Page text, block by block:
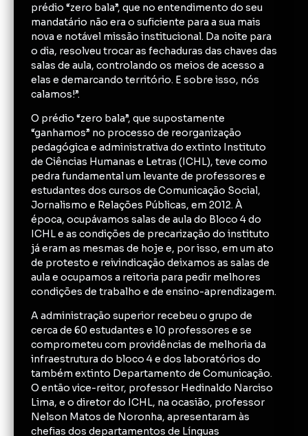
prédio “zero bala”, que no entendimento do seu
mandatário não era o suficiente para a sua mais
nova e notável missão institucional. Da noite para
o dia, resolveu trocar as fechaduras das chaves das
salas de aula, controlando os meios de acesso a
elas e demarcando território. E sobre isso, nós
calamos!”.
O prédio “zero bala”, que supostamente
“ganhamos” no processo de reorganização
pedagógica e administrativa do extinto Instituto
de Ciências Humanas e Letras (ICHL), teve como
pedra fundamental um levante de professores e
estudantes dos cursos de Comunicação Social,
Jornalismo e Relações Públicas, em 2012. À
época, ocupávamos salas de aula do Bloco 4 do
ICHL e as condições de precarização do instituto
já eram as mesmas de hoje e, por isso, em um ato
de protesto e reivindicação deixamos as salas de
aula e ocupamos a reitoria para pedir melhores
condições de trabalho e de ensino-aprendizagem.
A administração superior recebeu o grupo de
cerca de 60 estudantes e 10 professores e se
comprometeu com providências de melhoria da
infraestrutura do bloco 4 e dos laboratórios do
também extinto Departamento de Comunicação.
O então vice-reitor, professor Hedinaldo Narciso
Lima, e o diretor do ICHL, na ocasião, professor
Nelson Matos de Noronha, apresentaram às
chefias dos departamentos de Línguas